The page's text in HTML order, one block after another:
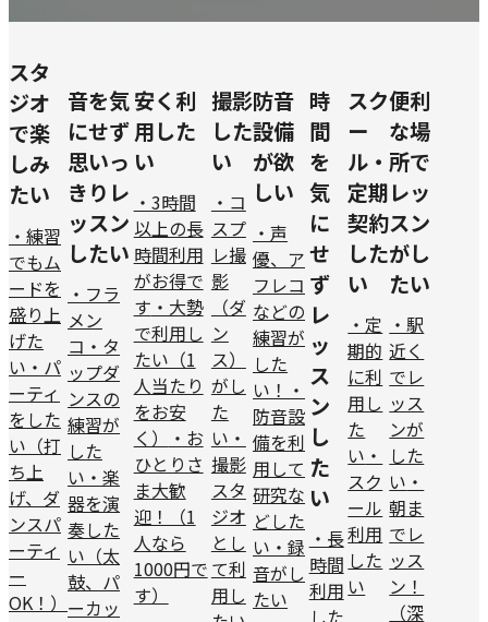
スタ
ジオ
で楽
しみ
たい
・練習
でもム
ードを
盛り上
げた
い ・パ
ーティ
をした
い（打
ち上
げ、ダ
ンスパ
ーティ
ー
OK！）
音を気
にせず
思いっ
きりレ
ッスン
したい
・フラ
メン
コ・タ
ップダ
ンスの
練習が
した
い ・楽
器を演
奏した
い（太
鼓、パ
ーカッ
安く利
用した
い
・3時間
以上の長
時間利用
がお得で
す ・大勢
で利用し
たい（1
人当たり
をお安
く）
・お
ひとりさ
ま大歓
迎！（1
人なら
1000円で
す）
撮影
した
い
・コ
スプ
レ撮
影
（ダ
ン
ス）
がし
た
い ・
撮影
スタ
ジオ
とし
て利
用し
防音
設備
が欲
しい
・声
優、ア
フレコ
などの
練習が
した
い！ ・
防音設
備を利
用して
研究な
どした
い ・録
音がし
たい
時
間
を
気
に
せ
ず
レ
ッ
ス
ン
し
た
い
・長
時間
利用
した
スク
ー
ル・
定期
契約
した
い
・定
期的
に利
用し
た
い ・
スク
ール
利用
した
い
便利
な場
所で
レッ
スン
がし
たい
・駅
近く
でレ
ッス
ンが
した
い ・
朝ま
でレ
ッス
ン！
（深